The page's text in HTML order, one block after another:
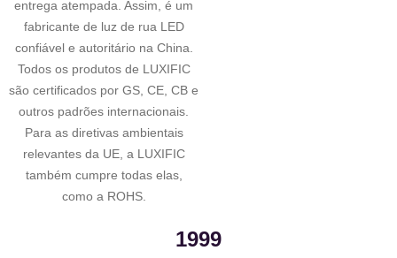
entrega atempada. Assim, é um
fabricante de luz de rua LED
confiável e autoritário na China.
Todos os produtos de LUXIFIC
são certificados por GS, CE, CB e
outros padrões internacionais.
Para as diretivas ambientais
relevantes da UE, a LUXIFIC
também cumpre todas elas,
como a ROHS.
1999